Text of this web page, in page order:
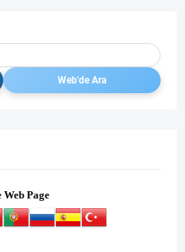
Page